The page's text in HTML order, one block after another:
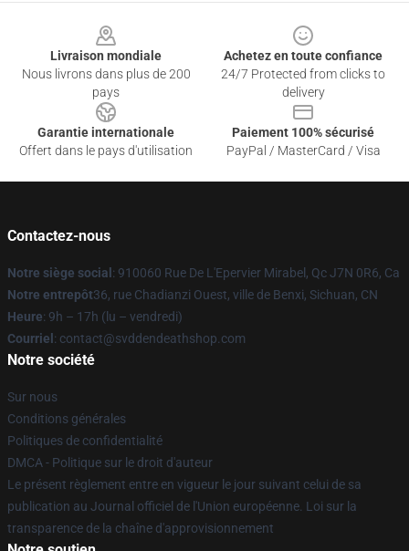
Livraison mondiale
Nous livrons dans plus de 200
pays
Achetez en toute confiance
24/7 Protected from clicks to
delivery
Garantie internationale
Offert dans le pays d'utilisation
Paiement 100% sécurisé
PayPal / MasterCard / Visa
Contactez-nous
Notre siège social : 910060 Rue De L'Epervier Mirabel, Qc J7N 0R6, Ca
Notre entrepôt36, rue Chadianzi Ouest, ville de Benxi, Sichuan, CN
Heure: 9h – 17h (lu – vendredi)
Courriel : contact@svddendeathshop.com
Notre société
Sur nous
Conditions générales
Politiques de confidentialité
DMCA - Politique sur le droit d'auteur
Le présent règlement entre en vigueur le jour suivant celui de sa
publication au Journal officiel de l'Union européenne. Loi sur la
transparence de la chaîne d'approvisionnement